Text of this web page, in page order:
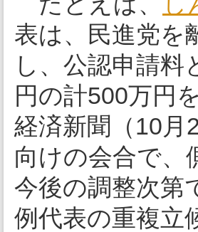
表は、民進党を
し、公認申請
円の計500万円
経済新聞（10月
向けの会合で、
今後の調整次第
例代表の重複立